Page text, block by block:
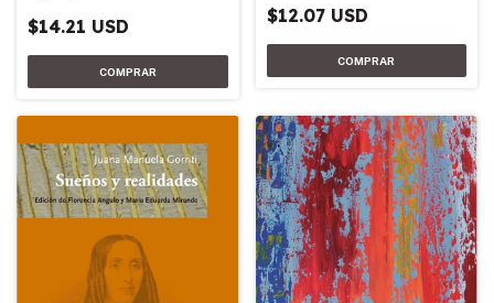
$14.21 USD $12.07 USD